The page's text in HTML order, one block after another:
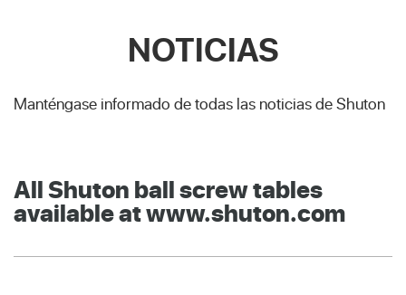
NOTICIAS
Manténgase informado de todas las noticias de Shuton
All Shuton ball screw tables
available at www.shuton.com